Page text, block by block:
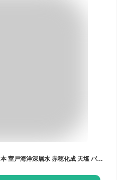
熱中対策水 レモン味 500ml 1本 室戸海洋深層水 赤穂化成 天塩 バラ バラ売り 子供 小学生 中学生 高校生 高齢者 水分補給 夏 飲料水 夏バテ防止 塩分補給 野外活動 ミネラル補給 部活動 現場作業 スポーツ カロリーゼロ